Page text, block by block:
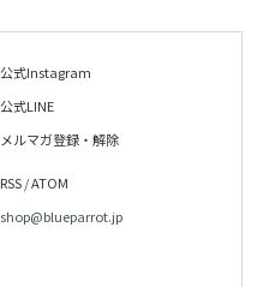
公式Instagram
公式LINE
メルマガ登録・解除
RSS/ATOM
shop@blueparrot.jp